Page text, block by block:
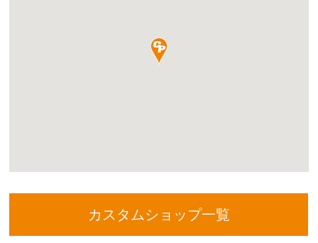
カスタムショップ一覧